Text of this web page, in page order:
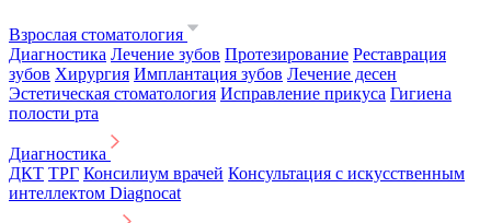
Взрослая стоматология
Диагностика Лечение зубов Протезирование Реставрация
зубов Хирургия Имплантация зубов Лечение десен
Эстетическая стоматология Исправление прикуса Гигиена
полости рта
Диагностика
ДКТ ТРГ Консилиум врачей Консультация с искусственным
интеллектом Diagnocat